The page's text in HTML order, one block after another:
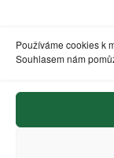
Používáme cookies k
Souhlasem nám
Satechi Slim X1
Tiché
Diskrétní
v utajeném